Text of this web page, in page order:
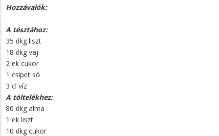
Hozzávalók:
A tésztához:
35 dkg liszt
18 dkg vaj
2 ek cukor
1 csipet só
3 cl víz
A töltelékhez:
80 dkg alma
1 ek liszt
10 dkg cukor